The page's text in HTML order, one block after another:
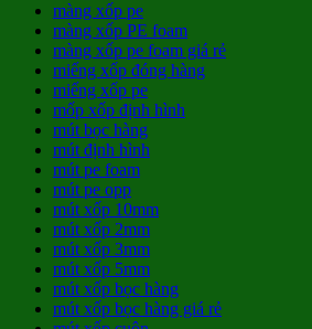
màng xốp pe
màng xốp PE foam
màng xốp pe foam giá rẻ
miếng xốp đóng hàng
miếng xốp pe
mốp xốp định hình
mút bọc hàng
mút định hình
mút pe foam
mút pe opp
mút xốp 10mm
mút xốp 2mm
mút xốp 3mm
mút xốp 5mm
mút xốp bọc hàng
mút xốp bọc hàng giá rẻ